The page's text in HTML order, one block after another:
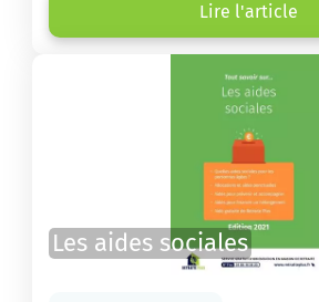
Lire l'article
Les aides sociales